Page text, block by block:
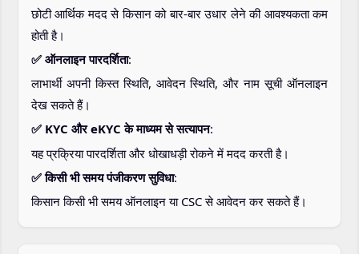
छोटी आर्थिक मदद से किसान को बार-बार उधार लेने की आवश्यकता कम
होती है।
✅ ऑनलाइन पारदर्शिता:
लाभार्थी अपनी किस्त स्थिति, आवेदन स्थिति, और नाम सूची ऑनलाइन
देख सकते हैं।
✅ KYC और eKYC के माध्यम से सत्यापन:
यह प्रक्रिया पारदर्शिता और धोखाधड़ी रोकने में मदद करती है।
✅ किसी भी समय पंजीकरण सुविधा:
किसान किसी भी समय ऑनलाइन या CSC से आवेदन कर सकते हैं।